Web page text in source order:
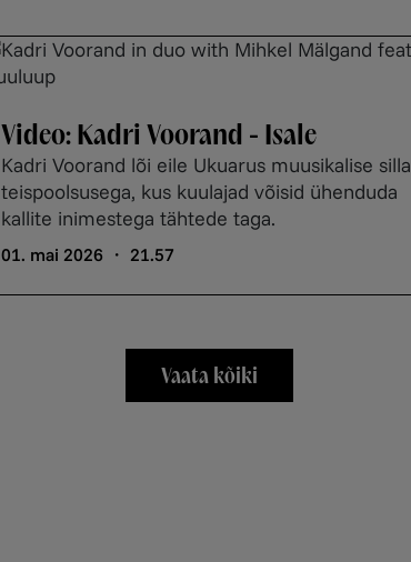
Video: Kadri Voorand - Isale
Kadri Voorand lõi eile Ukuarus muusikalise silla
teispoolsusega, kus kuulajad võisid ühenduda
kallite inimestega tähtede taga.
01. mai 2026 ・ 21.57
Vaata kõiki